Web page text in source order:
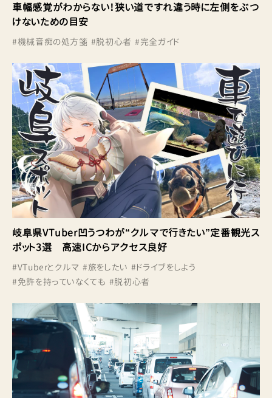
車幅感覚がわからない！狭い道ですれ違う時に左側をぶつ
けないための目安
#機械音痴の処方箋 #脱初心者 #完全ガイド
岐阜県VTuber凹うつわが“クルマで行きたい”定番観光ス
ポット3選 高速ICからアクセス良好
#VTuberとクルマ #旅をしたい #ドライブをしよう
#免許を持っていなくても #脱初心者